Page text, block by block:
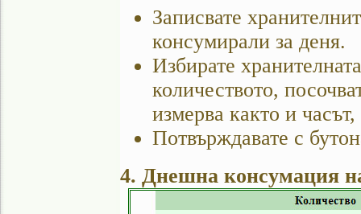
Записвате
консумирали за деня.
Избирате
количеството,
измерва както и
Потвърждавате с
4. Днешна консумация